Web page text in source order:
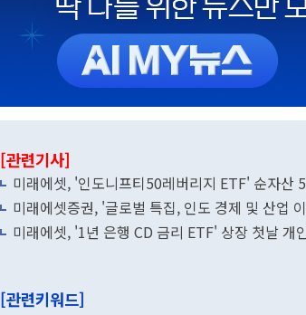
[관련기사]
미래에셋, '인도니프티50레버리지 ETF' 순자산
미래에셋증권, '글로벌 특집, 인도 경제 및 산업
미래에셋, '1년 은행 CD 금리 ETF' 상장 첫날 개
[관련키워드]